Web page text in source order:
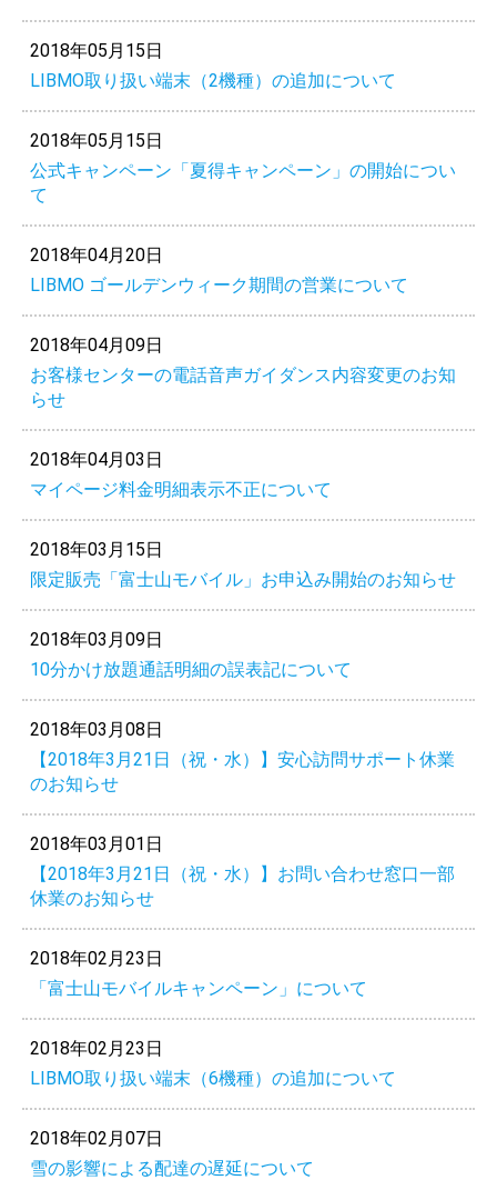
2018年05月15日
LIBMO取り扱い端末（2機種）の追加について
2018年05月15日
公式キャンペーン「夏得キャンペーン」の開始につい
て
2018年04月20日
LIBMO ゴールデンウィーク期間の営業について
2018年04月09日
お客様センターの電話音声ガイダンス内容変更のお知
らせ
2018年04月03日
マイページ料金明細表示不正について
2018年03月15日
限定販売「富士山モバイル」お申込み開始のお知らせ
2018年03月09日
10分かけ放題通話明細の誤表記について
2018年03月08日
【2018年3月21日（祝・水）】安心訪問サポート休業
のお知らせ
2018年03月01日
【2018年3月21日（祝・水）】お問い合わせ窓口一部
休業のお知らせ
2018年02月23日
「富士山モバイルキャンペーン」について
2018年02月23日
LIBMO取り扱い端末（6機種）の追加について
2018年02月07日
雪の影響による配達の遅延について